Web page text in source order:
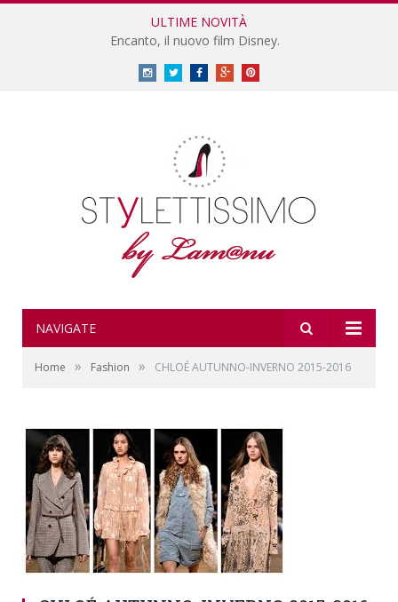
ULTIME NOVITÀ
Encanto, il nuovo film Disney.
InstagramTwitterFacebookGoogle
Plus
Pinterest
NAVIGATE
Home » Fashion » CHLOÉ AUTUNNO-INVERNO 2015-2016